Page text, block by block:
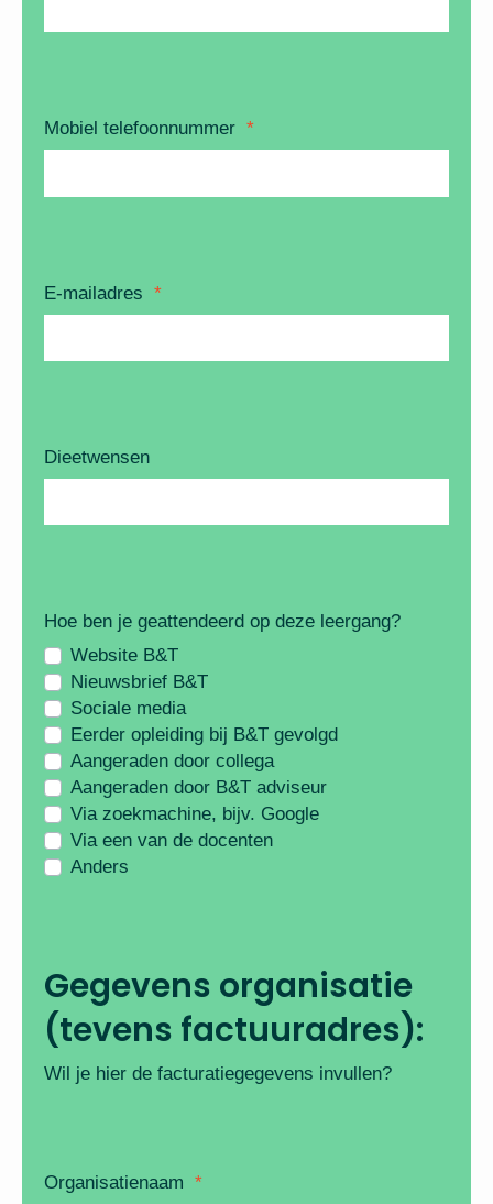
Mobiel telefoonnummer *
E-mailadres *
Dieetwensen
Hoe ben je geattendeerd op deze leergang?
Website B&T
Nieuwsbrief B&T
Sociale media
Eerder opleiding bij B&T gevolgd
Aangeraden door collega
Aangeraden door B&T adviseur
Via zoekmachine, bijv. Google
Via een van de docenten
Anders
Gegevens organisatie
(tevens factuuradres):
Wil je hier de facturatiegegevens invullen?
Organisatienaam *